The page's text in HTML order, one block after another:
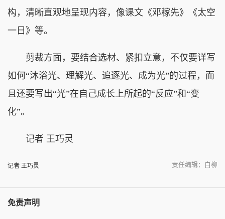
构，清晰直观地呈现内容，像课文《邓稼先》《太空
一日》等。
剪裁方面，要结合选材、紧扣立意，不仅要详写
如何“沐浴光、理解光、追逐光、成为光”的过程，而
且还要写出“光”在自己成长上所起的“反应”和“变
化”。
记者 王巧灵
记者 王巧灵 责任编辑：白柳
免责声明